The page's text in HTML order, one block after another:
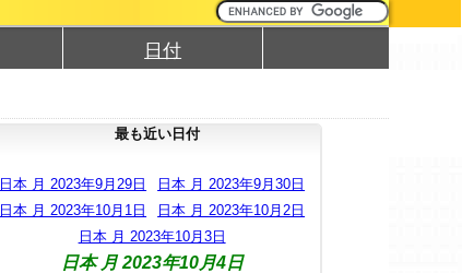
日付
最も近い日付
日本 月 2023年9月29日
日本 月 2023年9月30日
日本 月 2023年10月1日
日本 月 2023年10月2日
日本 月 2023年10月3日
日本 月 2023年10月4日